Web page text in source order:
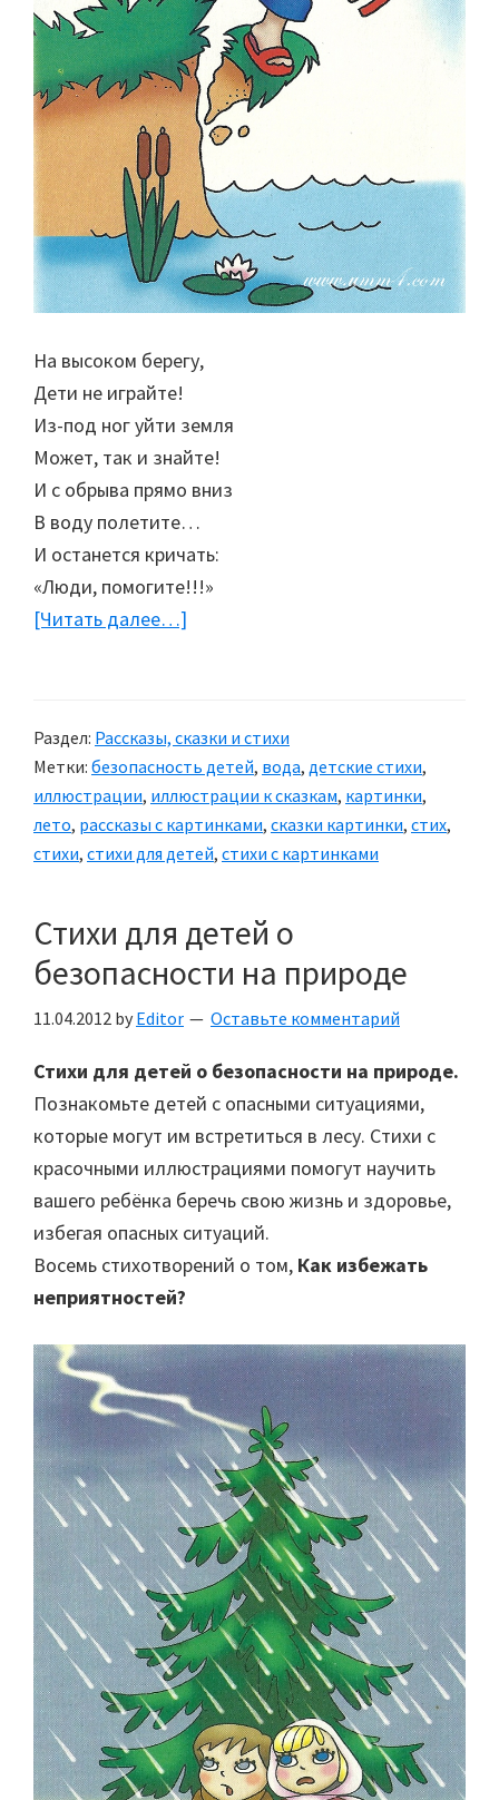
На высоком берегу,
Дети не играйте!
Из-под ног уйти земля
Может, так и знайте!
И с обрыва прямо вниз
В воду полетите…
И останется кричать:
«Люди, помогите!!!»
[Читать далее…]
воде
Раздел: Рассказы, сказки и стихи
Метки: безопасность детей, вода, детские стихи,
иллюстрации, иллюстрации к сказкам, картинки,
лето, рассказы с картинками, сказки картинки, стих,
стихи, стихи для детей, стихи с картинками
Стихи для детей о
безопасности на природе
11.04.2012 by Editor Оставьте комментарий
Стихи для детей о безопасности на природе.
Познакомьте детей с опасными ситуациями,
которые могут им встретиться в лесу. Стихи с
красочными иллюстрациями помогут научить
вашего ребёнка беречь свою жизнь и здоровье,
избегая опасных ситуаций.
Восемь стихотворений о том, Как избежать
неприятностей?